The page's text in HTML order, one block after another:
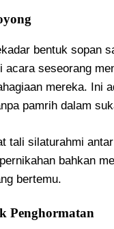
bentuk sopan
acara seseorang
mereka. Ini
pamrih dalam
tali silaturahmi
bahkan
bertemu.
Penghormatan